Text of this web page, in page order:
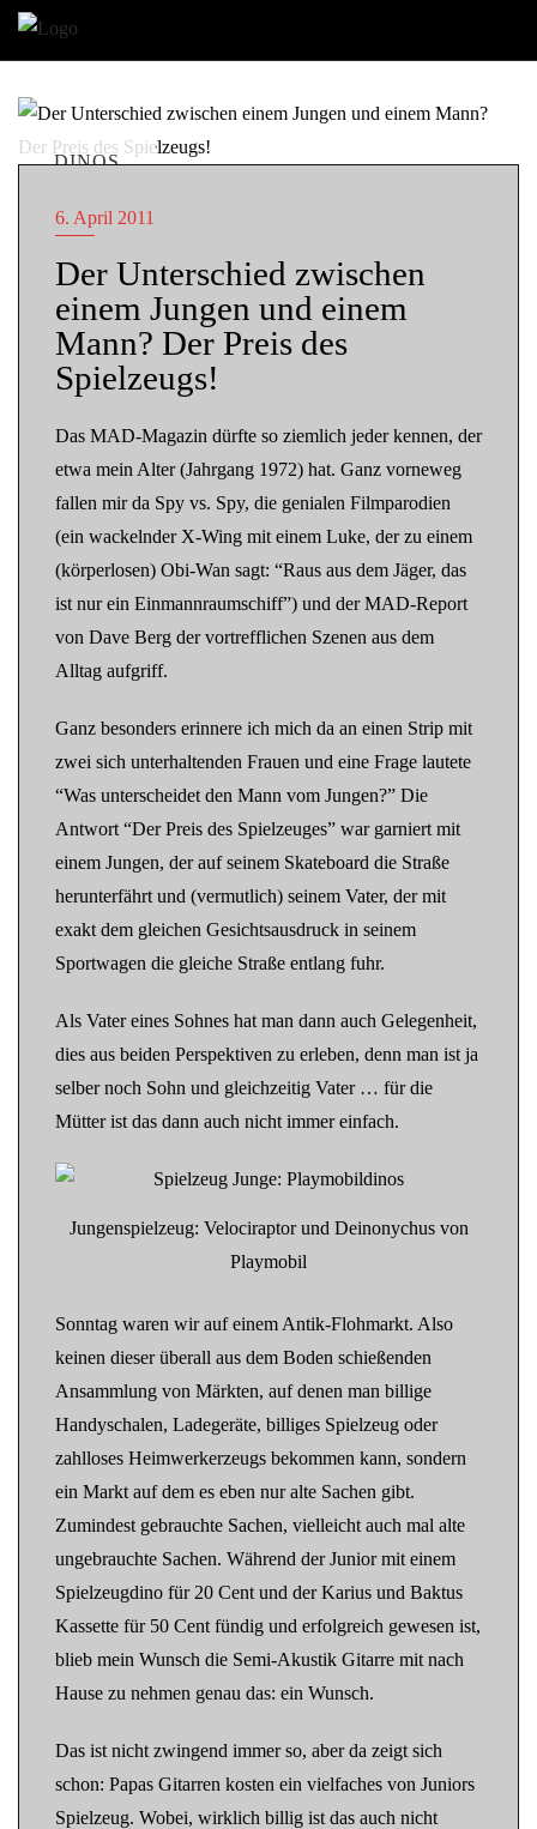
DINOS
6. April 2011
Der Unterschied zwischen
einem Jungen und einem
Mann? Der Preis des
Spielzeugs!
Das MAD-Magazin dürfte so ziemlich jeder kennen, der
etwa mein Alter (Jahrgang 1972) hat. Ganz vorneweg
fallen mir da Spy vs. Spy, die genialen Filmparodien
(ein wackelnder X-Wing mit einem Luke, der zu einem
(körperlosen) Obi-Wan sagt: “Raus aus dem Jäger, das
ist nur ein Einmannraumschiff”) und der MAD-Report
von Dave Berg der vortrefflichen Szenen aus dem
Alltag aufgriff.
Ganz besonders erinnere ich mich da an einen Strip mit
zwei sich unterhaltenden Frauen und eine Frage lautete
“Was unterscheidet den Mann vom Jungen?” Die
Antwort “Der Preis des Spielzeuges” war garniert mit
einem Jungen, der auf seinem Skateboard die Straße
herunterfährt und (vermutlich) seinem Vater, der mit
exakt dem gleichen Gesichtsausdruck in seinem
Sportwagen die gleiche Straße entlang fuhr.
Als Vater eines Sohnes hat man dann auch Gelegenheit,
dies aus beiden Perspektiven zu erleben, denn man ist ja
selber noch Sohn und gleichzeitig Vater … für die
Mütter ist das dann auch nicht immer einfach.
Jungenspielzeug: Velociraptor und Deinonychus von
Playmobil
Sonntag waren wir auf einem Antik-Flohmarkt. Also
keinen dieser überall aus dem Boden schießenden
Ansammlung von Märkten, auf denen man billige
Handyschalen, Ladegeräte, billiges Spielzeug oder
zahlloses Heimwerkerzeugs bekommen kann, sondern
ein Markt auf dem es eben nur alte Sachen gibt.
Zumindest gebrauchte Sachen, vielleicht auch mal alte
ungebrauchte Sachen. Während der Junior mit einem
Spielzeugdino für 20 Cent und der Karius und Baktus
Kassette für 50 Cent fündig und erfolgreich gewesen ist,
blieb mein Wunsch die Semi-Akustik Gitarre mit nach
Hause zu nehmen genau das: ein Wunsch.
Das ist nicht zwingend immer so, aber da zeigt sich
schon: Papas Gitarren kosten ein vielfaches von Juniors
Spielzeug. Wobei, wirklich billig ist das auch nicht